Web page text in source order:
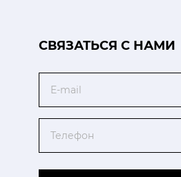
CВЯЗАТЬСЯ С НАМИ